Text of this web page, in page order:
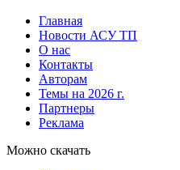
Главная
Новости АСУ ТП
О нас
Контакты
Авторам
Темы на 2026 г.
Партнеры
Реклама
Можно скачать